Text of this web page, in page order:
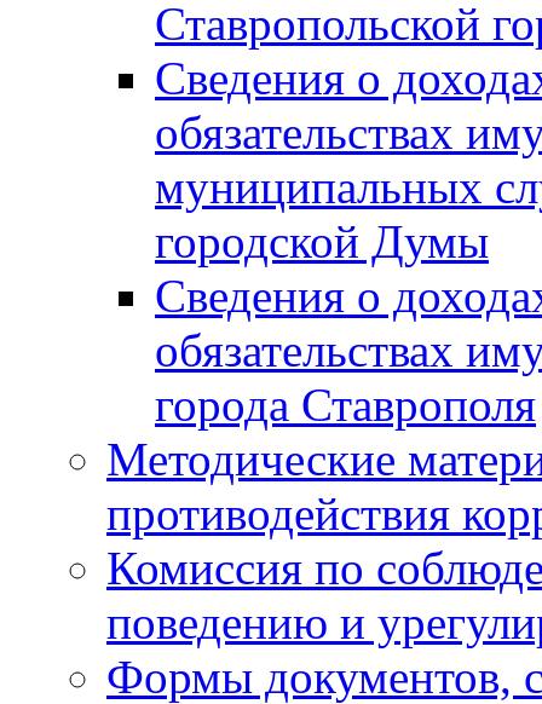
Ставропольской
Сведения о
обязательствах
муниципальных
городской Думы
Сведения о
обязательствах
города Ставрополя
Методические
противодействия
Комиссия по
поведению и
Формы документов,